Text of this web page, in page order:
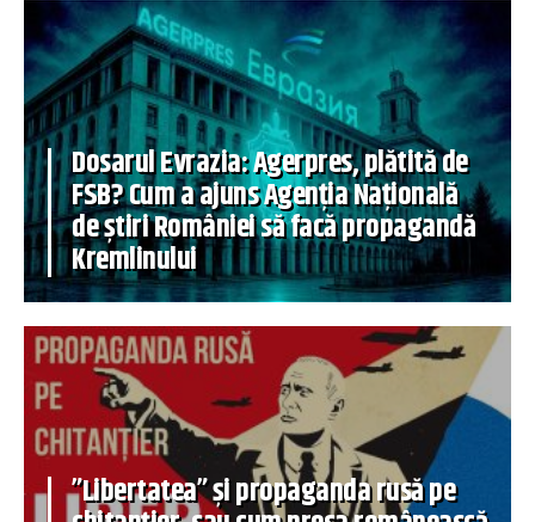
Dosarul Evrazia: Agerpres, plătită de
FSB? Cum a ajuns Agenția Națională
de știri României să facă propagandă
Kremlinului
”Libertatea” și propaganda rusă pe